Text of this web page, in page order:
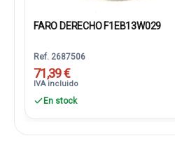
FARO DERECHO F1EB13W029
Ref. 2687506
71,39 €
IVA incluido
En stock